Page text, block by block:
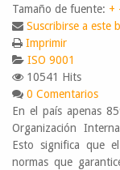
Tamaño de fuente: +
Suscribirse a este
Imprimir
ISO 9001
10541 Hits
0 Comentarios
En el país apenas
Organización
Esto significa que
normas que